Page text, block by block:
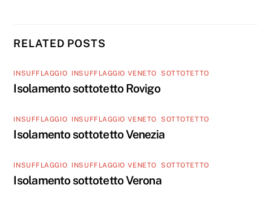
RELATED POSTS
INSUFFLAGGIO INSUFFLAGGIO VENETO ,SOTTOTETTO
Isolamento sottotetto Rovigo
INSUFFLAGGIO INSUFFLAGGIO VENETO ,SOTTOTETTO
Isolamento sottotetto Venezia
INSUFFLAGGIO INSUFFLAGGIO VENETO ,SOTTOTETTO
Isolamento sottotetto Verona